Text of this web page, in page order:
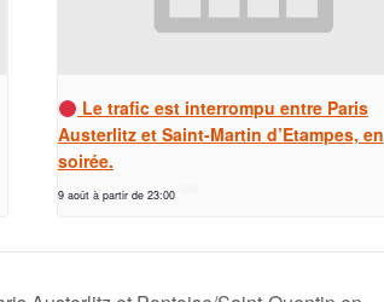
Le trafic est interrompu entre Paris
Austerlitz et Saint-Martin d’Etampes, en
soirée.
9 août à partir de 23:00